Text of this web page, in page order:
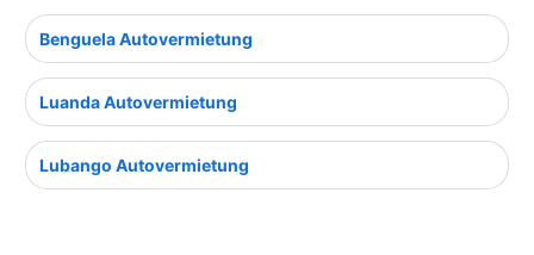
Benguela Autovermietung
Luanda Autovermietung
Lubango Autovermietung